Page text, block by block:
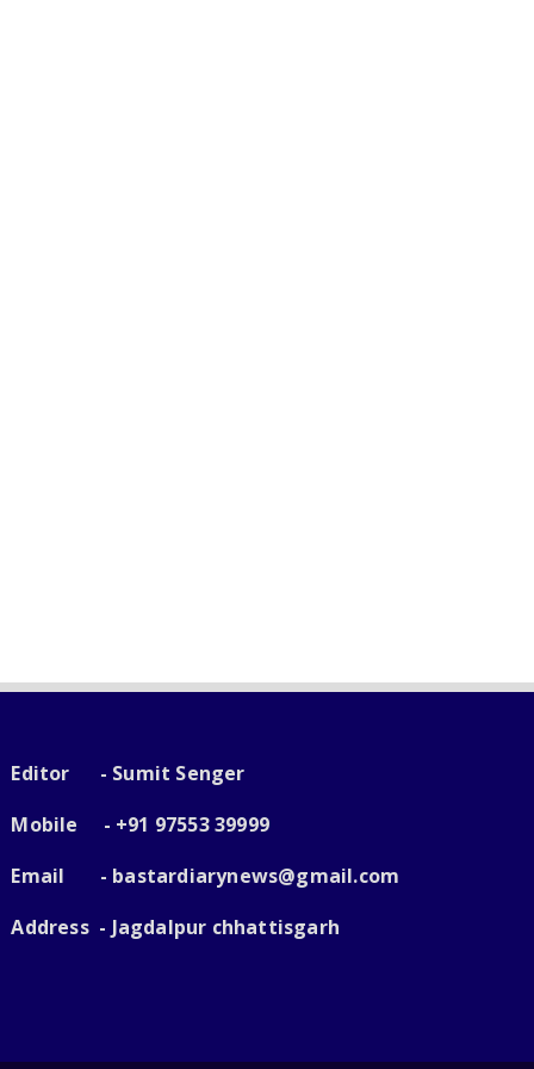
Editor - Sumit Senger
Mobile - +91 97553 39999
Email - bastardiarynews@gmail.com
Address - Jagdalpur chhattisgarh